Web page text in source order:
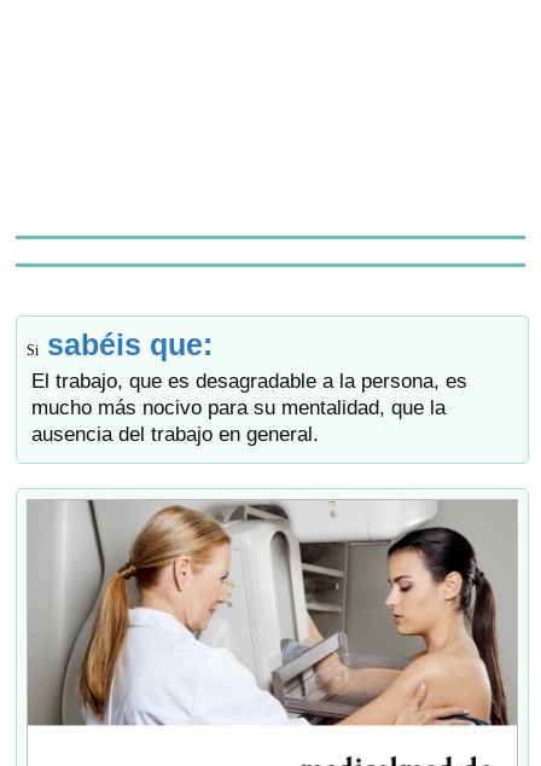
Si sabéis que:
El trabajo, que es desagradable a la persona, es
mucho más nocivo para su mentalidad, que la
ausencia del trabajo en general.